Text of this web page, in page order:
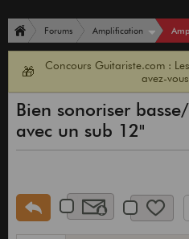
Forums Amplification
🎁
Concours Guitariste.com :
avez-
Bien sonoriser
avec un sub 12"